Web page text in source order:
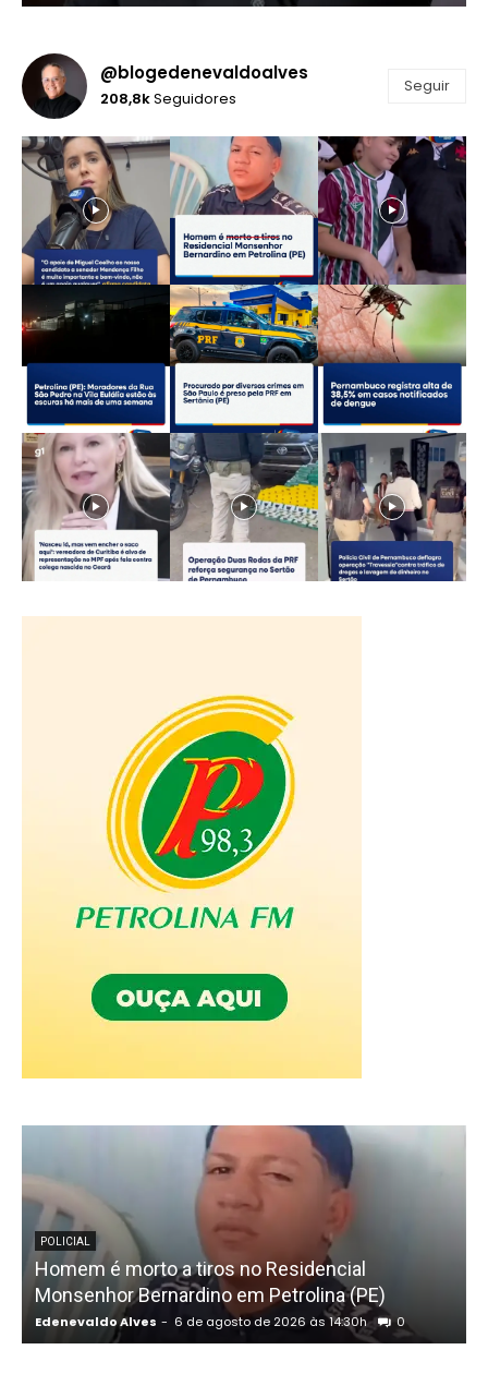
@blogedenevaldoalves
208,8kSeguidores
Seguir
POLICIAL
Homem é morto a tiros no Residencial
Monsenhor Bernardino em Petrolina (PE)
Edenevaldo Alves - 6 de agosto de 2026 às 14:30h 0